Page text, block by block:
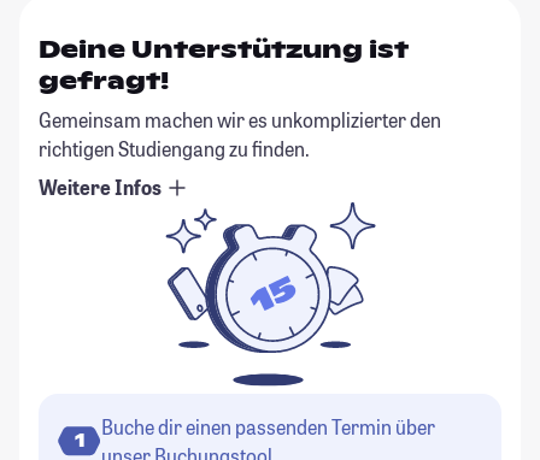
Deine Unterstützung ist
gefragt!
Gemeinsam machen wir es unkomplizierter den
richtigen Studiengang zu finden.
Weitere Infos
1
Buche dir einen passenden Termin über